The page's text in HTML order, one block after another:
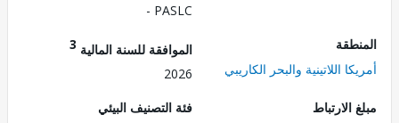
- PASLC
اللاتينية والبحر الكاريبي
الموافقة للسنة المالية3
2026
فئة التصنيف البيئي